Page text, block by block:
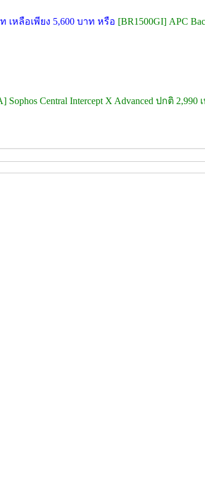
เหลือเพียง 5,600 บาท หรือ [BR1500GI] APC
Central Intercept X Advanced ปกติ